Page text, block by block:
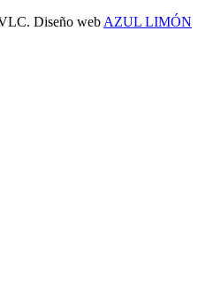
Diseño web AZUL LIMÓN